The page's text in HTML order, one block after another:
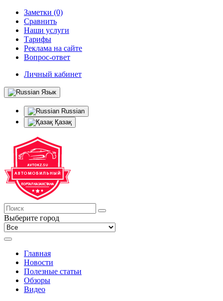
Заметки (0)
Сравнить
Наши услуги
Тарифы
Реклама на сайте
Вопрос-ответ
Личный кабинет
Язык
Russian
Қазақ
Выберите город
Главная
Новости
Полезные статьи
Обзоры
Видео